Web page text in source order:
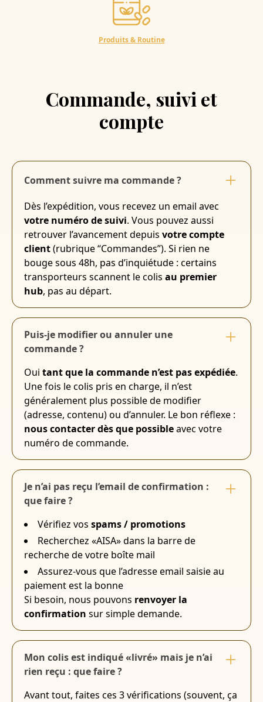
Produits & Routine
Commande, suivi et
compte
Comment suivre ma commande ?
Dès l’expédition, vous recevez un email avec
votre numéro de suivi. Vous pouvez aussi
retrouver l’avancement depuis votre compte
client(rubrique “Commandes”). Si rien ne
bouge sous 48h, pas d’inquiétude : certains
transporteurs scannent le colis au premier
hub, pas au départ.
Puis-je modifier ou annuler une
commande ?
Oui tant que la commande n’est pas expédiée.
Une fois le colis pris en charge, il n’est
généralement plus possible de modifier
(adresse, contenu) ou d’annuler. Le bon réflexe :
nous contacter dès que possibleavec votre
numéro de commande.
Je n’ai pas reçu l’email de confirmation :
que faire ?
Vérifiez vos spams / promotions
Recherchez «AISA» dans la barre de
recherche de votre boîte mail
Assurez-vous que l’adresse email saisie au
paiement est la bonne
Si besoin, nous pouvons renvoyer la
confirmation sur simple demande.
Mon colis est indiqué «livré» mais je n’ai
rien reçu : que faire ?
Avant tout, faites ces 3 vérifications (souvent, ça